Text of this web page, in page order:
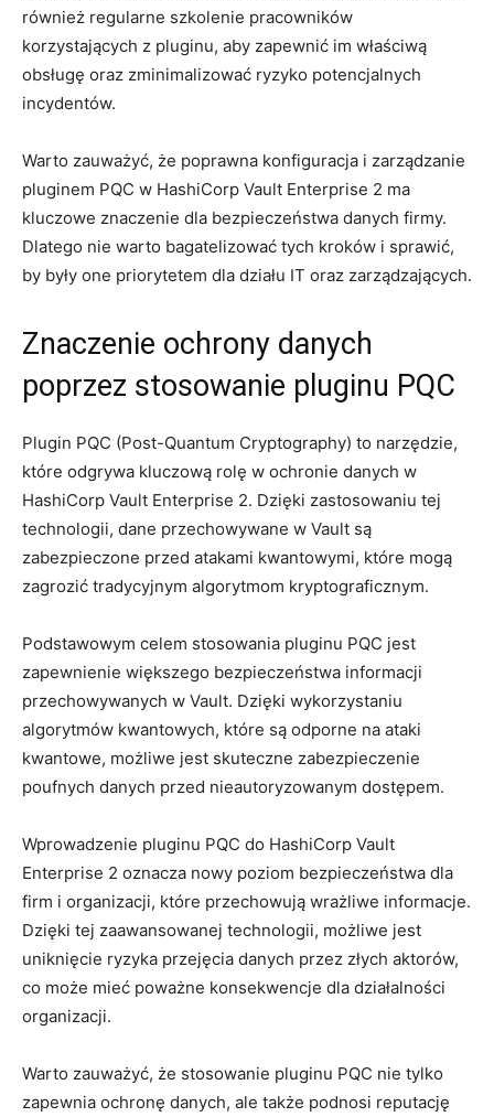
również regularne szkolenie pracowników⁢
korzystających z pluginu, aby zapewnić im właściwą
⁤obsługę oraz zminimalizować ryzyko potencjalnych
incydentów.
Warto‌ zauważyć, że poprawna ‌konfiguracja i zarządzanie
‌pluginem PQC⁢ w HashiCorp Vault Enterprise 2 ⁣ma
kluczowe znaczenie dla bezpieczeństwa ‌danych firmy.
Dlatego nie warto bagatelizować tych kroków i sprawić,
by były one priorytetem dla działu IT oraz zarządzających.
Znaczenie‍ ochrony danych
poprzez stosowanie pluginu PQC
Plugin PQC (Post-Quantum Cryptography) to narzędzie,
które odgrywa kluczową rolę w ochronie danych ​w
HashiCorp‌ Vault Enterprise 2.⁢ Dzięki ‌zastosowaniu tej
technologii, dane przechowywane w Vault​ są‍
zabezpieczone przed atakami⁤ kwantowymi, które​ mogą
zagrozić​ tradycyjnym​ algorytmom​ kryptograficznym.
Podstawowym celem ‍stosowania pluginu PQC jest
zapewnienie ​większego ⁤bezpieczeństwa informacji
przechowywanych w ​Vault. Dzięki ​wykorzystaniu
⁣algorytmów kwantowych, które są odporne na ⁢ataki
kwantowe, ⁢możliwe jest skuteczne ‌zabezpieczenie
poufnych danych przed nieautoryzowanym dostępem.
Wprowadzenie​ pluginu PQC do HashiCorp Vault
Enterprise 2 oznacza nowy ​poziom‌ bezpieczeństwa ⁢dla
firm i ⁤organizacji,⁢ które przechowują ‌wrażliwe informacje.
Dzięki tej zaawansowanej‌ technologii, możliwe jest
uniknięcie​ ryzyka przejęcia danych ‍przez złych ⁤aktorów,
co może mieć poważne konsekwencje dla działalności
organizacji.
Warto zauważyć, że stosowanie pluginu PQC nie tylko
zapewnia ochronę danych, ale także‌ podnosi reputację